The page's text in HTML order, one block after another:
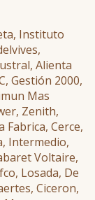
Instituto
Alienta
Gestión 2000,
Mas
Zenith,
Fabrica, Cerce,
Intermedio,
Voltaire,
Losada, De
Ciceron,